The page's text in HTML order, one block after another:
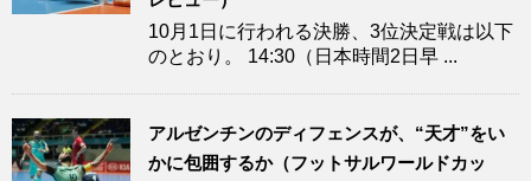
10月1日に行われる決勝、3位決定戦は以下
のとおり。 14:30（日本時間2日早 ...
アルゼンチンのディフェンスが、“天才”をい
かに包囲するか（フットサルワールドカッ